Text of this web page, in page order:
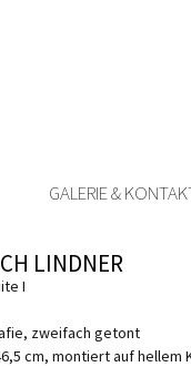
GALERIE &
LINDNER
I
zweifach getont
cm, montiert auf hellem